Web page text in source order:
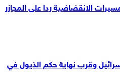
الانقضاضية ردا على المجازر
وقرب نهاية حكم الذيول في